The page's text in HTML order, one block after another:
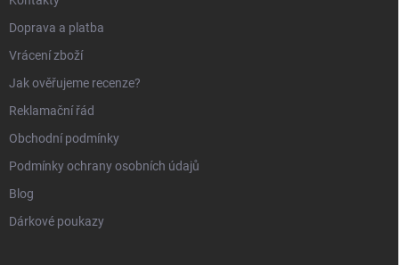
Doprava a platba
Vrácení zboží
Jak ověřujeme recenze?
Reklamační řád
Obchodní podmínky
Podmínky ochrany osobních údajů
Blog
Dárkové poukazy